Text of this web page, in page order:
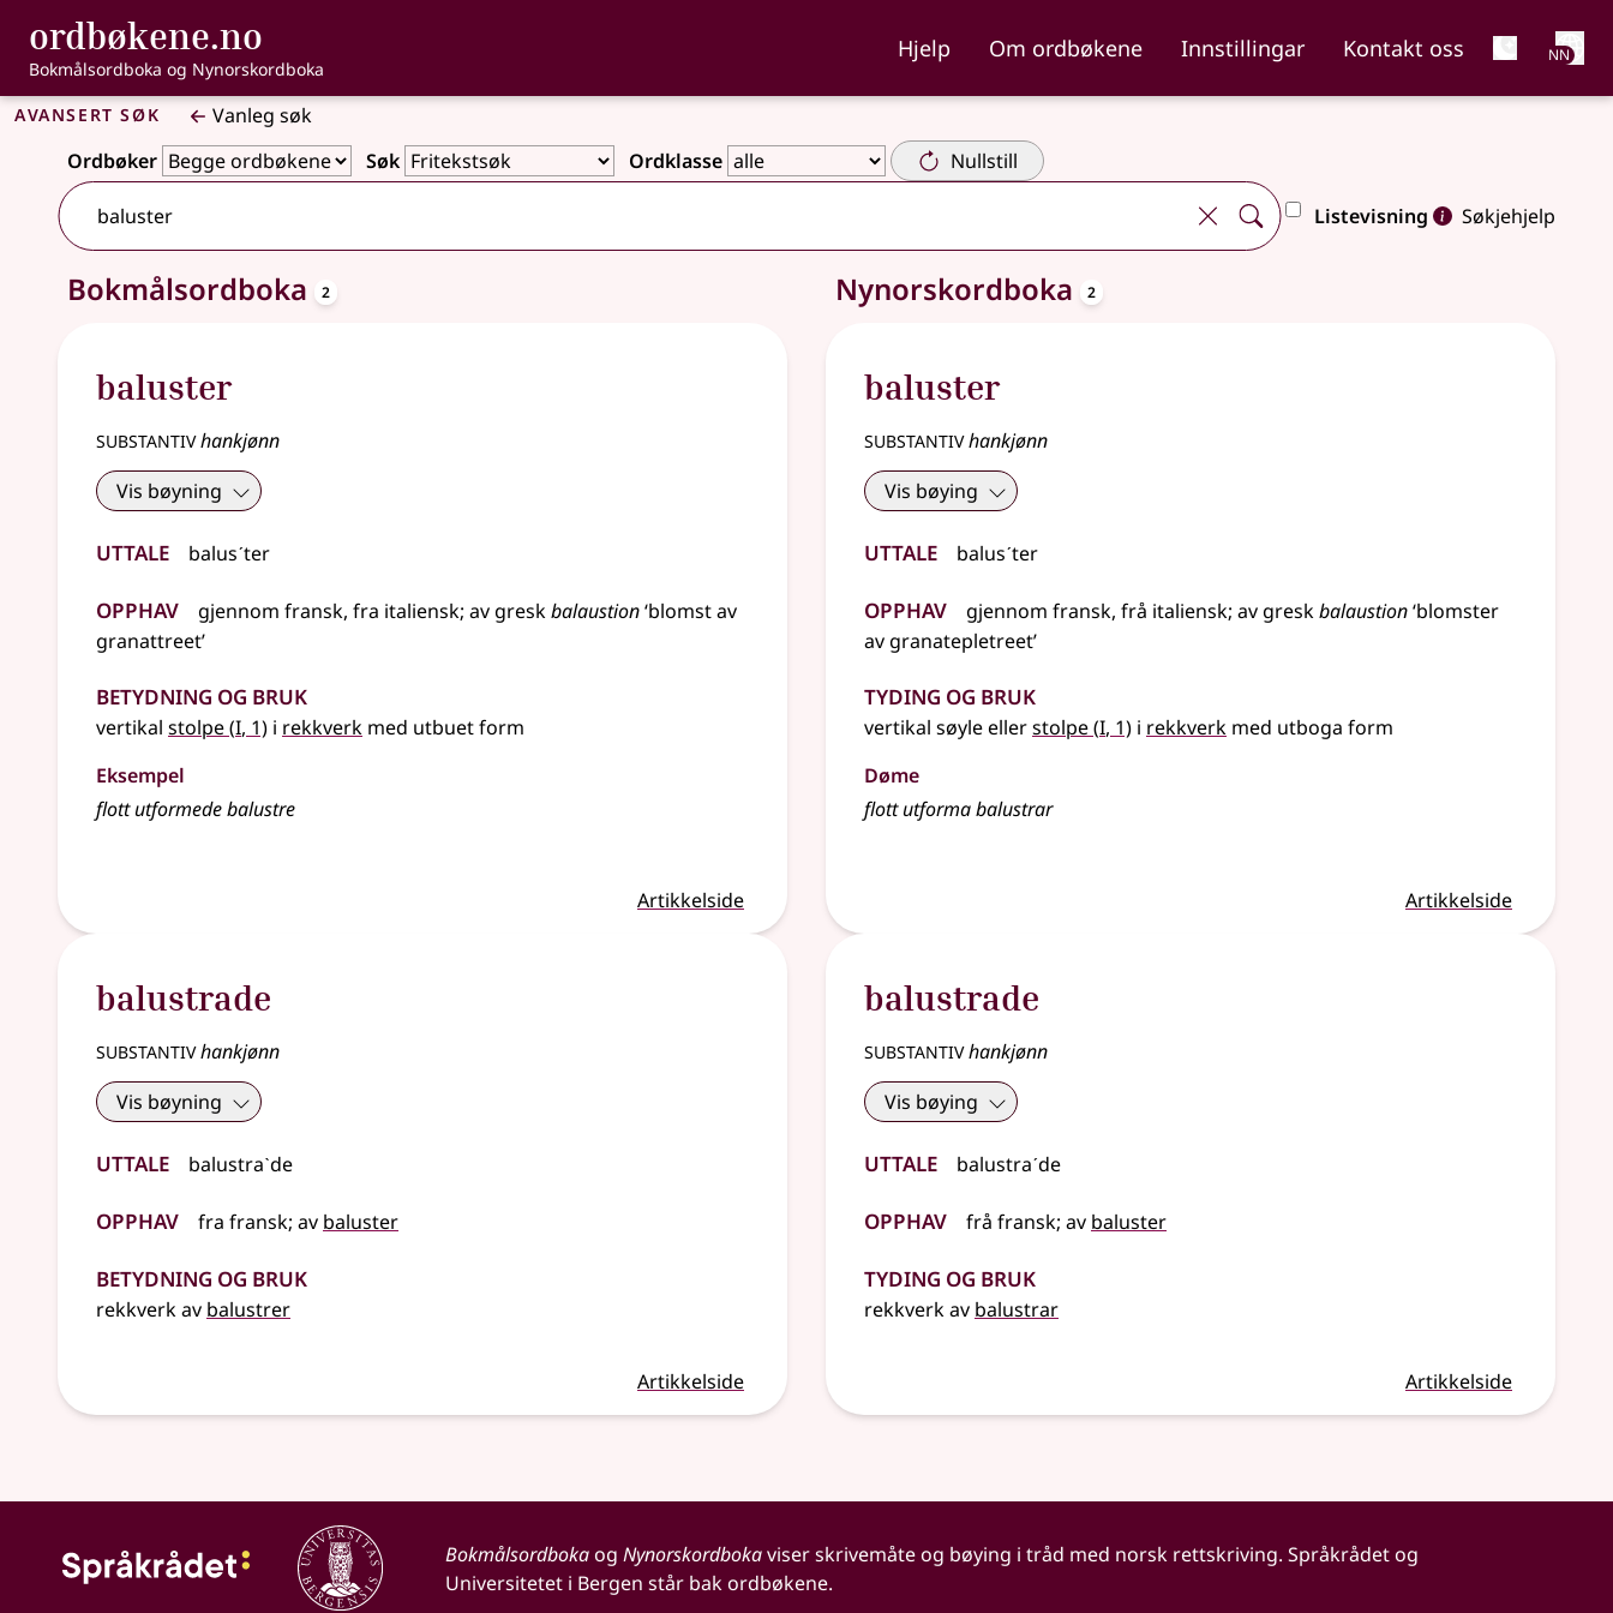
Gå til hovudinnhald
Tilgjenge
ordbøkene.no , Bokmålsordboka og Nynorskordboka
Bokmålsordboka og Nynorskordboka
Hjelp Om ordbøkene Innstillingar Kontakt oss NN
Avansert søk
Vanleg søk
Ordbøker
Søk Ordklasse Nullstill
Listevisning
Søkjehjelp
Bokmålsordboka 2
baluster
substantivhankjønn
Vis bøyning
Uttale balusˊter
Opphav gjennom fransk, fra italiensk; av greskbalaustion‘blomst av
granattreet’
Betydning og bruk
vertikal stolpe(1
I, 1) i rekkverk med utbuet form
Eksempel
flott utformede balustre
Artikkelside
balustrade
substantivhankjønn
Vis bøyning
Uttale balustraˋde
Opphav fra fransk; av baluster
Betydning og bruk
rekkverk av balustrer
Artikkelside
Nynorskordboka 2
baluster
substantivhankjønn
Vis bøying
Uttale balusˊter
Opphav gjennom fransk, frå italiensk; av greskbalaustion‘blomster
av granatepletreet’
Tyding og bruk
vertikal søyleellerstolpe(1
I, 1) i rekkverk med utboga form
Døme
flott utforma balustrar
Artikkelside
balustrade
substantivhankjønn
Vis bøying
Uttale balustraˊde
Opphav frå fransk; av baluster
Tyding og bruk
rekkverk av balustrar
Artikkelside
Bokmålsordbokaog Nynorskordbokaviser skrivemåte og bøying i tråd med norsk rettskriving. Språkrådet og
Universitetet i Bergen står bak ordbøkene.